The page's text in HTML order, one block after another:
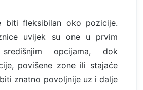
biti fleksibilan oko pozicije.
uvijek su one u prvim
opcijama, dok
povišene zone ili stajaće
znatno povoljnije uz i dalje